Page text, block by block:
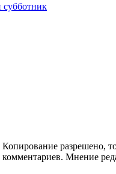
разрешено,
Мнение